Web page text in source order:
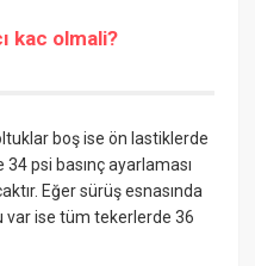
kac olmali?
boş ise ön lastiklerde
psi basınç ayarlaması
Eğer sürüş esnasında
var ise tüm tekerlerde 36